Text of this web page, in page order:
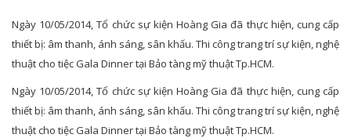
Ngày 10/05/2014, Tổ chức sự kiện Hoàng Gia đã thực hiện, cung cấp
thiết bị: âm thanh, ánh sáng, sân khấu. Thi công trang trí sự kiện, nghệ
thuật cho tiệc Gala Dinner tại Bảo tàng mỹ thuật Tp.HCM.
Ngày 10/05/2014, Tổ chức sự kiện Hoàng Gia đã thực hiện, cung cấp
thiết bị: âm thanh, ánh sáng, sân khấu. Thi công trang trí sự kiện, nghệ
thuật cho tiệc Gala Dinner tại Bảo tàng mỹ thuật Tp.HCM.